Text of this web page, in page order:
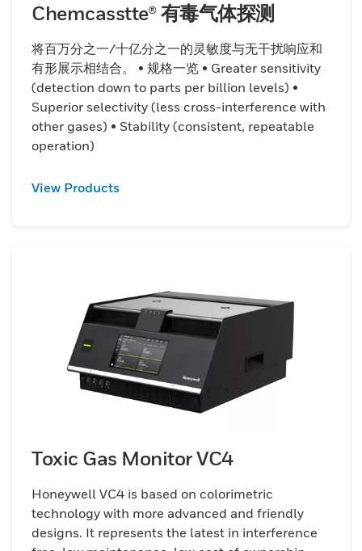
Chemcasstte® 有毒气体探测
将百万分之一/十亿分之一的灵敏度与无干扰响应和
有形展示相结合。 • 规格一览 • Greater sensitivity
(detection down to parts per billion levels) •
Superior selectivity (less cross-interference with
other gases) • Stability (consistent, repeatable
operation)
View Products
Toxic Gas Monitor VC4
Honeywell VC4 is based on colorimetric
technology with more advanced and friendly
designs. It represents the latest in interference